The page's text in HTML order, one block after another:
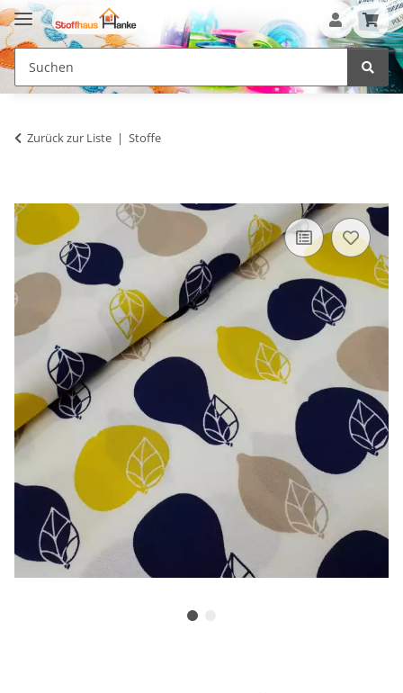
Zurück zur Liste Stoffe